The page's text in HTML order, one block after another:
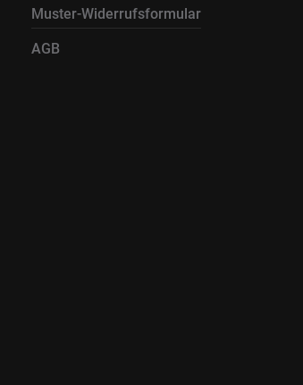
Muster-Widerrufsformular
AGB